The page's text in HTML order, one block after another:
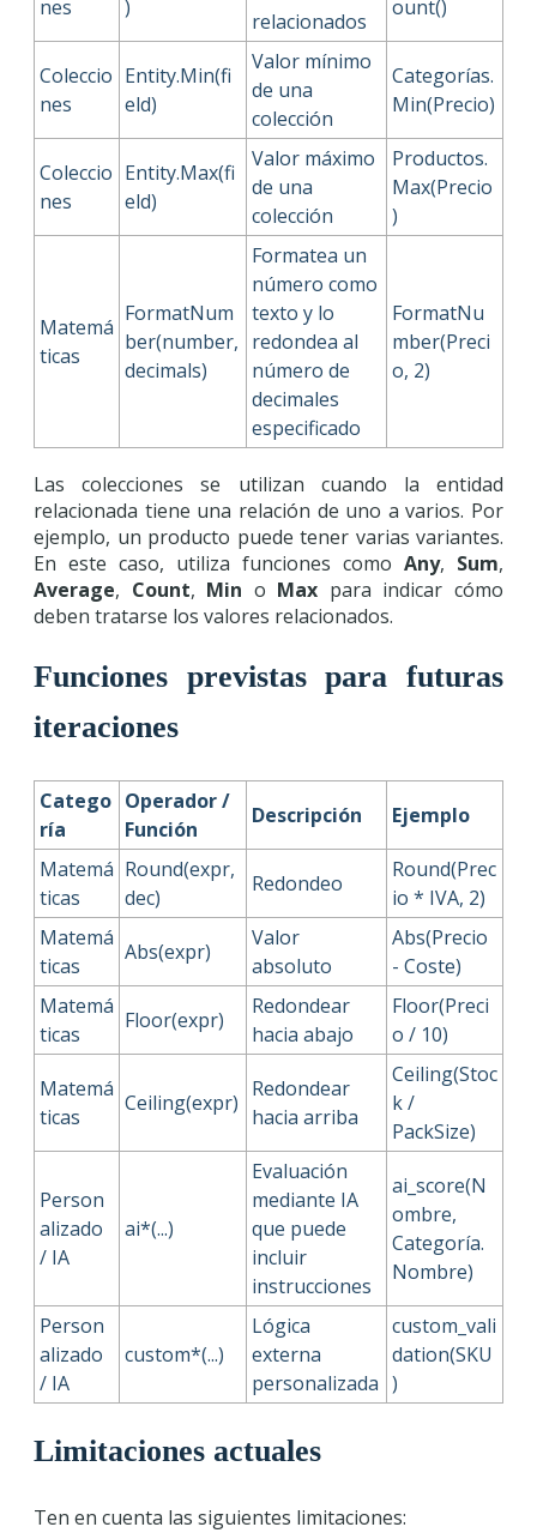
nes )
relacionados
ount()
Coleccio
nes
Entity.Min(fi
eld)
Valor mínimo
de una
colección
Categorías.
Min(Precio)
Coleccio
nes
Entity.Max(fi
eld)
Valor máximo
de una
colección
Productos.
Max(Precio
)
Matemá
ticas
FormatNum
ber(number,
decimals)
Formatea un
número como
texto y lo
redondea al
número de
decimales
especificado
FormatNu
mber(Preci
o, 2)
Las colecciones se utilizan cuando la entidad
relacionada tiene una relación de uno a varios. Por
ejemplo, un producto puede tener varias variantes.
En este caso, utiliza funciones como Any, Sum,
Average, Count, Min o Max para indicar cómo
deben tratarse los valores relacionados.
Funciones previstas para futuras
iteraciones
Catego
ría
Operador /
Función
Descripción Ejemplo
Matemá
ticas
Round(expr,
dec)
Redondeo
Round(Prec
io * IVA, 2)
Matemá
ticas
Abs(expr)
Valor
absoluto
Abs(Precio
- Coste)
Matemá
ticas
Floor(expr)
Redondear
hacia abajo
Floor(Preci
o / 10)
Matemá
ticas
Ceiling(expr)
Redondear
hacia arriba
Ceiling(Stoc
k /
PackSize)
Person
alizado
/ IA
ai*(...)
Evaluación
mediante IA
que puede
incluir
instrucciones
ai_score(N
ombre,
Categoría.
Nombre)
Person
alizado
/ IA
custom*(...)
Lógica
externa
personalizada
custom_vali
dation(SKU
)
Limitaciones actuales
Ten en cuenta las siguientes limitaciones: